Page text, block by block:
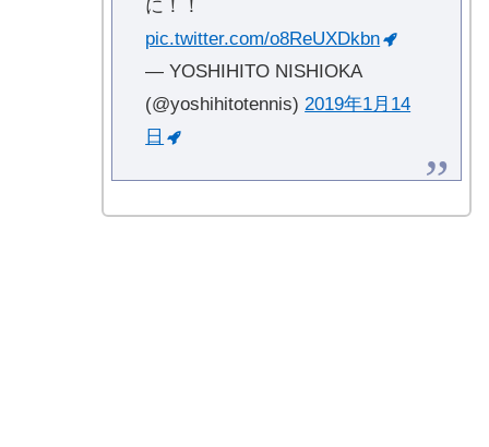
に！！
pic.twitter.com/o8ReUXDkbn
— YOSHIHITO NISHIOKA
(@yoshihitotennis)2019年1月14
日